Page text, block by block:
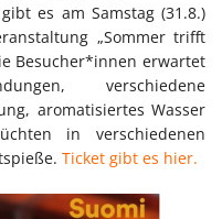
es am Samstag (31.8.)
„Sommer trifft
Besucher*innen erwartet
verschiedene
aromatisiertes Wasser
in verschiedenen
Ticket gibt es hier.